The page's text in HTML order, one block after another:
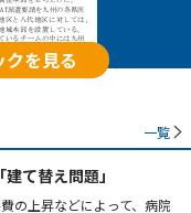
クを見る
一覧
て替え問題」
の上昇などによって、病院